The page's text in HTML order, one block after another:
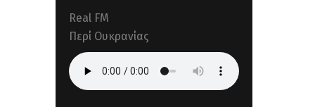
Real FM
Περί Ουκρανίας